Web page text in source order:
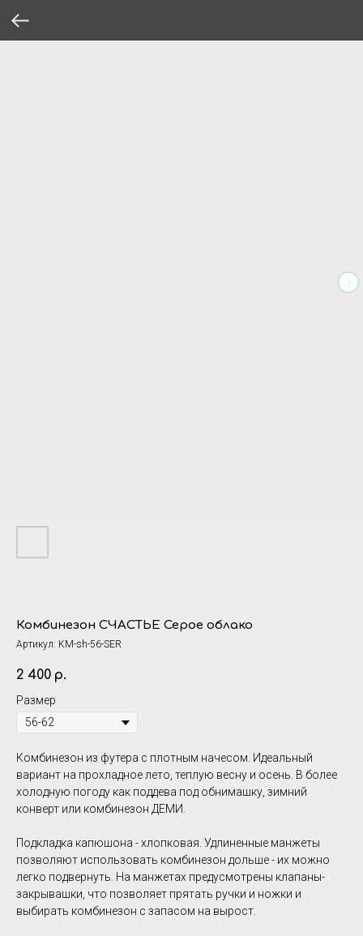
Комбинезон СЧАСТЬЕ Серое облако
Артикул: KM-sh-56-SER
2 400 р.
Размер
Комбинезон из футера с плотным начесом. Идеальный
вариант на прохладное лето, теплую весну и осень. В более
холодную погоду как поддева под обнимашку, зимний
конверт или комбинезон ДЕМИ.
Подкладка капюшона - хлопковая. Удлиненные манжеты
позволяют использовать комбинезон дольше - их можно
легко подвернуть. На манжетах предусмотрены клапаны-
закрывашки, что позволяет прятать ручки и ножки и
выбирать комбинезон с запасом на вырост.